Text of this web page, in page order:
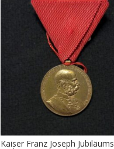
Kaiser Franz Joseph